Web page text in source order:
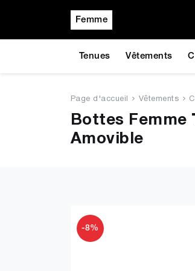
Femme
Tenues Vêtements
Page d'accueil Vêtements
Bottes Femme
Amovible
-8%